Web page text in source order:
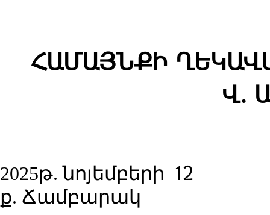
ՀԱՄԱՅՆՔԻ
Վ.
2025թ. նոյեմբերի 12
ք. Ճամբարակ